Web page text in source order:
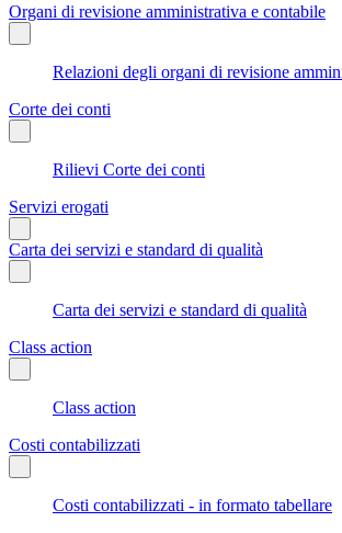
Organi di revisione amministrativa e contabile
Relazioni degli organi di revisione
Corte dei conti
Rilievi Corte dei conti
Servizi erogati
Carta dei servizi e standard di qualità
Carta dei servizi e standard di qualità
Class action
Class action
Costi contabilizzati
Costi contabilizzati - in formato tabellare